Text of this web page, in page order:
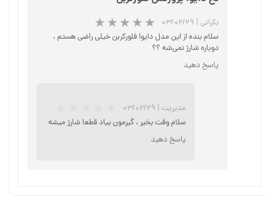
بکرانی | ۰۳/۰۲/۲۹
سلام بنده از این مدل دایوا فلورکربن خیلی راضی هستم ،
دوباره شارژ نمی‌شه ؟؟
پاسخ دهید
مدیریت | ۰۳/۰۲/۲۹
سلام وقت بخیر ، گیرمون بیاد قطعا شارژ میشه
پاسخ دهید